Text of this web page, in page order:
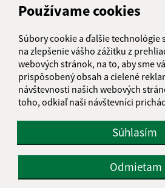
Používame cookies
Súbory cookie a ďalšie technológie
na zlepšenie vášho zážitku z
webových stránok, na to, aby sme
prispôsobený obsah a cielené
návštevnosti našich webových
toho, odkiaľ naši návštevníci
Súhlasím
Odmietam
Úradné hodiny:
Deň
Čas doobeda
Pondelok:
08:00 - 12:00
Utorok:
08:00 - 12:00
Streda:
08:00 - 12:00
Štvrtok:
08:00 - 12:00
Obedňajšia prestávka:
Kontakt: